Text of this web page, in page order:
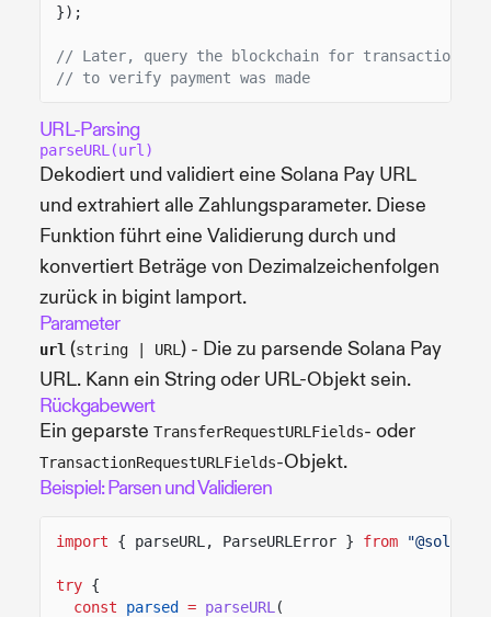
});
// Later, query the blockchain for transactions
// to verify payment was made
URL-Parsing
parseURL(url)
Dekodiert und validiert eine Solana Pay URL
und extrahiert alle Zahlungsparameter. Diese
Funktion führt eine Validierung durch und
konvertiert Beträge von Dezimalzeichenfolgen
zurück in bigint lamport.
Parameter
url (string | URL ) - Die zu parsende Solana Pay
URL. Kann ein String oder URL-Objekt sein.
Rückgabewert
Ein geparste TransferRequestURLFields- oder
TransactionRequestURLFields-Objekt.
Beispiel: Parsen und Validieren
import { parseURL, ParseURLError } from
try {
const
parsed = parseURL (